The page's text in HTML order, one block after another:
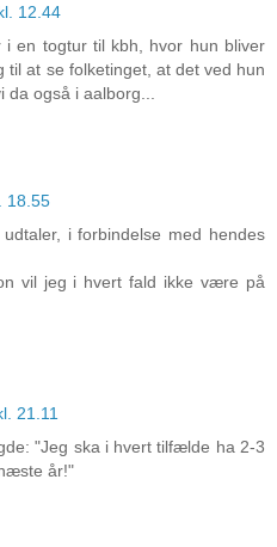
12.44
i en togtur til kbh, hvor hun bliver
at se folketinget, at det ved hun
også i aalborg...
18.55
i forbindelse med hendes
vil jeg i hvert fald ikke være på
21.11
"Jeg ska i hvert tilfælde ha 2-3
år!"